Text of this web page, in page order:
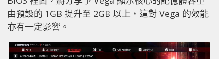
由預設的 1GB 提升至 2GB 以上，這對 Vega 的效能
亦有一定影響。